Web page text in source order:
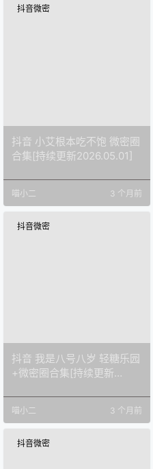
抖音微密
抖音 小艾根本吃不饱 微密圈
合集[持续更新2026.05.01]
喵小二 3 个月前
抖音微密
抖音 我是八号八岁 轻糖乐园
+微密圈合集[持续更新
喵小二 3 个月前
抖音微密